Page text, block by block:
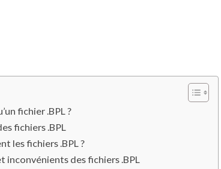
fichier .BPL ?
fichiers .BPL
les fichiers .BPL ?
inconvénients des fichiers .BPL